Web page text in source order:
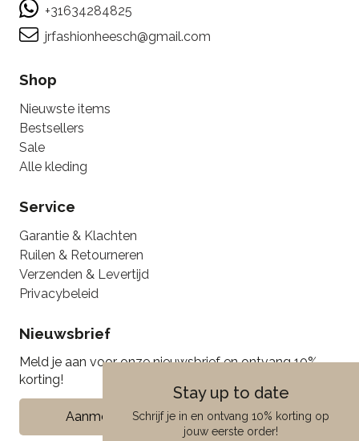
Stay up to date
Schrijf je in en ontvang 10% korting op
jouw eerste order!
+31634284825
jrfashionheesch@gmail.com
Shop
Nieuwste items
Bestsellers
Sale
Alle kleding
Service
Garantie & Klachten
Ruilen & Retourneren
Verzenden & Levertijd
Privacybeleid
Nieuwsbrief
Meld je aan voor onze nieuwsbrief en ontvang 10%
korting!
Aanmelden